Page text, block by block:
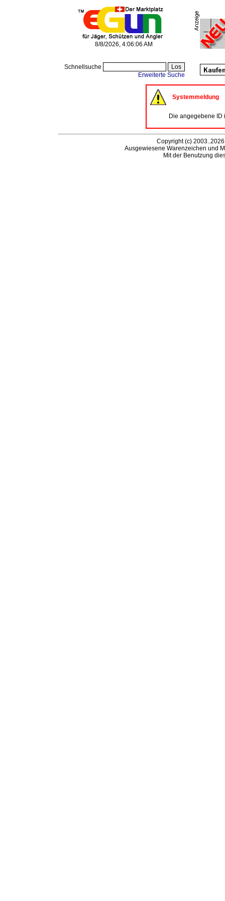
8/8/2026, 4:06:06 AM
Schnellsuche
Erweiterte Suche
Systemmeldung
Die angegebene ID
Copyright (c)
Ausgewiesene Warenzeichen und
Mit der Benutzung